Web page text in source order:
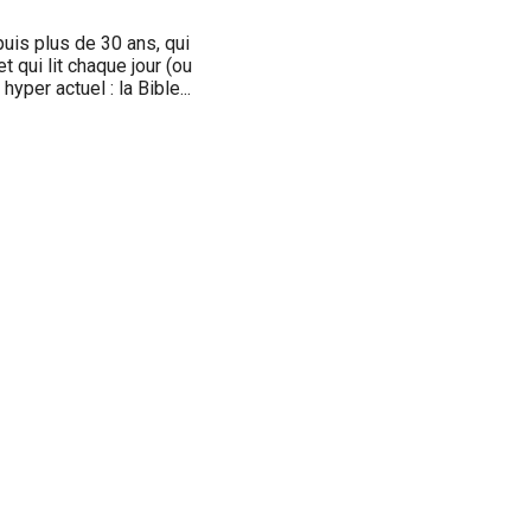
plus de 30 ans, qui
qui lit chaque jour (ou
actuel : la Bible...